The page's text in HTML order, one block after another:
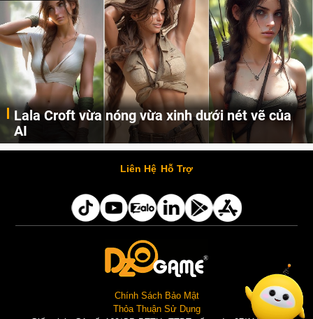
Lala Croft vừa nóng vừa xinh dưới nét vẽ của
AI
Cùng đến với những hình ảnh Lala Croft của Tomb Raider dưới nét vẽ của AI. Một cô nàng xinh đẹp, nóng bỏng nhưng cũng rắn rỏi và mạnh mẽ.
Liên Hệ Hỗ Trợ
Chính Sách Bảo Mật
Thỏa Thuận Sử Dụng